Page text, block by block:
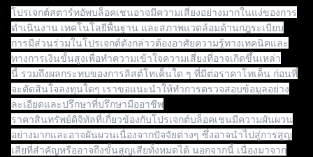
โปรเจกต์สตาร์ทอัพบล็อคเชนอาจมีความเสี่ยงอย่างมากในแง่ของการ
ดำเนินงาน เทคโนโลยีพื้นฐาน และสภาพแวดล้อมด้านกฎระเบียบ
การมีส่วนร่วมในโปรเจกต์ดังกล่าวต้องอาศัยความรู้ทางเทคนิคและ
ทางการเงินขั้นสูงเพื่อทำความเข้าใจความเสี่ยงที่อาจเกิดขึ้นเหล่า
นี้ รวมถึงผลกระทบของการลิสต์โทเค็นใด ๆ ที่มีต่อราคาโทเค็น ก่อนที่
จะตัดสินใจลงทุนใดๆ เราขอแนะนำให้ทำการตรวจสอบข้อมูลอย่าง
ละเอียดและปรึกษาที่ปรึกษามืออาชีพ
ราคาสินทรัพย์ดิจิทัลที่เกี่ยวข้องกับโปรเจกต์บล็อคเชนมีความผันผวน
อย่างมากและอาจผันผวนเนื่องจากปัจจัยต่างๆ ซึ่งอาจนำไปสู่การสูญ
เสียที่สำคัญหรืออาจถึงขั้นสูญเสียทั้งหมดได้ นอกจากนี้ เนื่องมาจาก